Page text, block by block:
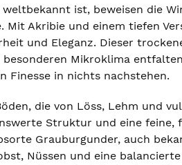
ist, beweisen die
Akribie und einem tiefen
und Eleganz. Dieser
Mikroklima
Finesse in nichts nachstehen.
die von Löss, Lehm und
Struktur und eine
Grauburgunder, auch
Nüssen und eine